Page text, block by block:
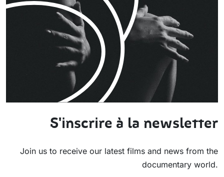
S'inscrire à la newsletter
Join us to receive our latest films and news from the
documentary world.